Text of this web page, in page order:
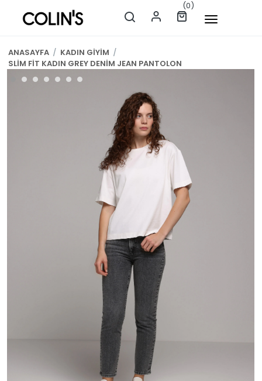
(0)
ANASAYFA / KADIN GİYİM /
SLİM FİT KADIN GREY DENİM JEAN PANTOLON